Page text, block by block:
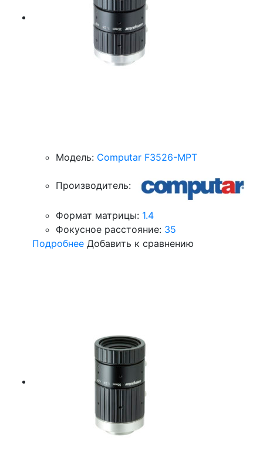
Модель: Computar F3526-MPT
Производитель:
Формат матрицы: 1.4
Фокусное расстояние: 35
Подробнее Добавить к сравнению